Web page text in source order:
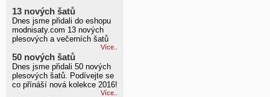
13 nových šatů
Dnes jsme přidali do eshopu
modnisaty.com 13 nových
plesových a večerních šatů
Více..
50 nových šatů
Dnes jsme přidali 50 nových
plesových šatů. Podívejte se
co přínáší nová kolekce 2016!
Více..